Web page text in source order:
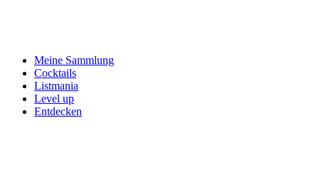
Meine Sammlung
Cocktails
Listmania
Level up
Entdecken